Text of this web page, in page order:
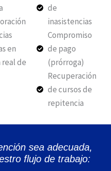
en
de
de
inasistencias
Compromiso
de pago
(prórroga)
Recuperación
de cursos de
repitencia
sea adecuada,
flujo de trabajo: